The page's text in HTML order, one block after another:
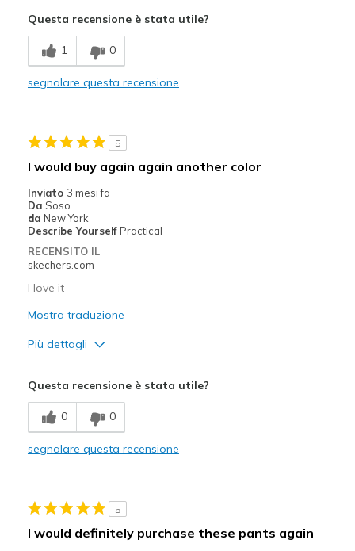
Attractive Design
Breathe Well
Comfortable
Stylish
Need Break In
Casual Wear
Sizing
Questa recensione è stata utile?
1 0
segnalare questa recensione
5
I would buy again again another color
Inviato 3 mesi fa
Da Soso
da New York
Describe Yourself Practical
RECENSITO IL
skechers.com
I love it
Mostra traduzione
Più dettagli
Breathe Well
Comfortable
Durable
Wear Out Quickly
Questa recensione è stata utile?
0 0
segnalare questa recensione
5
I would definitely purchase these pants again